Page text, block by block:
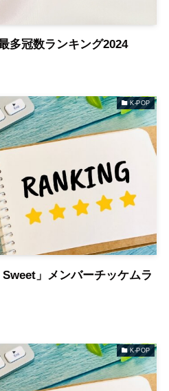
多冠数ランキング2024
K-POP
」メンバーチッケムラ
K-POP